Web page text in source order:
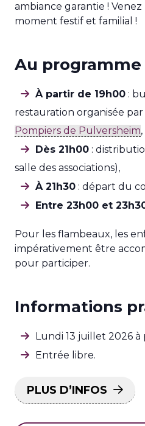
ambiance garantie !
moment festif et familial !
Au programme
À partir de 19h00 :
restauration organisée par
Pompiers de Pulversheim,
Dès 21h00 :
salle des associations),
À 21h30 : départ du
Entre 23h00 et
Pour les flambeaux, les
impérativement être
pour participer.
Informations
Lundi 13 juillet 2026 à
Entrée libre.
PLUS D’INFOS